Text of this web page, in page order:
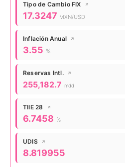
Tipo de Cambio FIX ↗
Valor actual:
17.3247 MXN/USD
Inflación Anual ↗
Valor actual:
3.55 %
Reservas Intl. ↗
Valor actual:
255,182.7 mdd
TIIE 28 ↗
Valor actual:
6.7458 %
UDIS ↗
Valor actual:
8.819955